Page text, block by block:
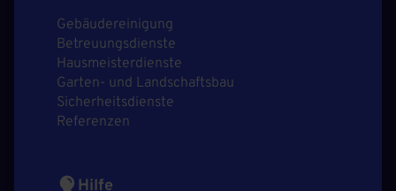
Gebäudereinigung
Betreuungsdienste
Hausmeisterdienste
Garten- und Landschaftsbau
Sicherheitsdienste
Referenzen
Hilfe